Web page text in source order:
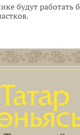
будут работать